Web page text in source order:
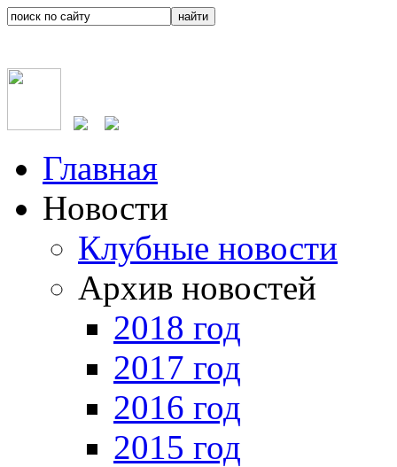
Главная
Новости
Клубные новости
Архив новостей
2018 год
2017 год
2016 год
2015 год